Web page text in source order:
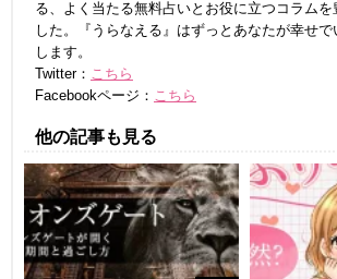
る、よく当たる無料占いとお役に立つコラムを
した。『うらなえる』はずっとあなたが幸せ
します。
Twitter：
こちら
Facebookページ：
こちら
他の記事も見る